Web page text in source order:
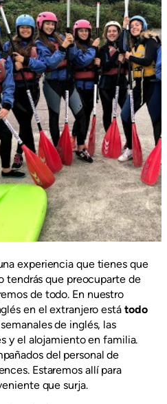
experiencia que tienes que
tendrás que preocuparte de
de todo. En nuestro
en el extranjero está todo
de inglés, las
y el alojamiento en familia.
del personal de
Estaremos allí para
que surja.